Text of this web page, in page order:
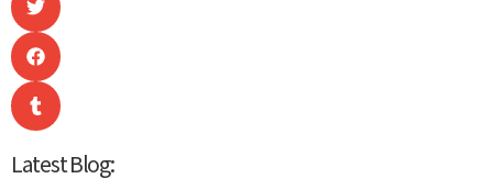
Latest Blog: